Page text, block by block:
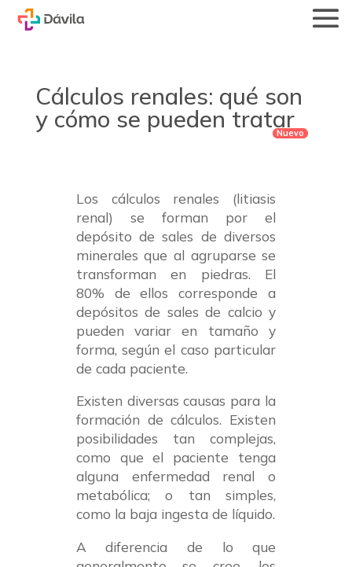
Cálculos renales: qué son
y cómo se pueden tratar
Los cálculos renales (litiasis
renal) se forman por el
depósito de sales de diversos
minerales que al agruparse se
transforman en piedras. El
80% de ellos corresponde a
depósitos de sales de calcio y
pueden variar en tamaño y
forma, según el caso particular
de cada paciente.
Existen diversas causas para la
formación de cálculos. Existen
posibilidades tan complejas,
como que el paciente tenga
alguna enfermedad renal o
metabólica; o tan simples,
como la baja ingesta de líquido.
A diferencia de lo que